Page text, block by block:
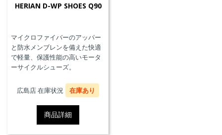
HERIAN D-WP SHOES Q90
マイクロファイバーのアッパー
と防水メンブレンを備えた快適
で軽量、保護性能の高いモータ
ーサイクルシューズ。
広島店 在庫状況 在庫あり
商品詳細